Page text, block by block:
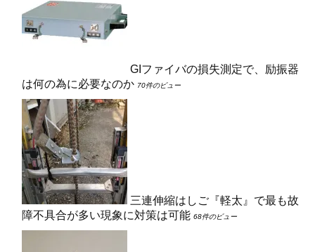
GIファイバの損失測定で、励振器
は何の為に必要なのか 70件のビュー
三連伸縮はしご『軽太』で最も故
障不具合が多い現象に対策は可能 68件のビュー